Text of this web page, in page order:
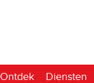
Ontdek Diensten